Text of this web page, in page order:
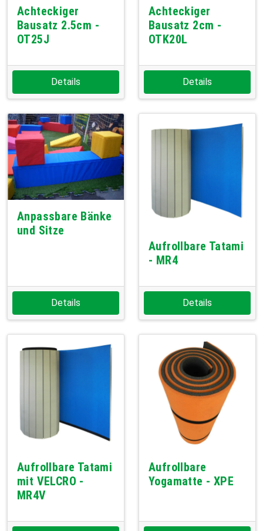
Achteckiger
Bausatz 2.5cm -
OT25J
Details
Achteckiger
Bausatz 2cm -
OTK20L
Details
Anpassbare Bänke
und Sitze
Details
Aufrollbare Tatami
- MR4
Details
Aufrollbare Tatami
mit VELCRO -
MR4V
Aufrollbare
Yogamatte - XPE